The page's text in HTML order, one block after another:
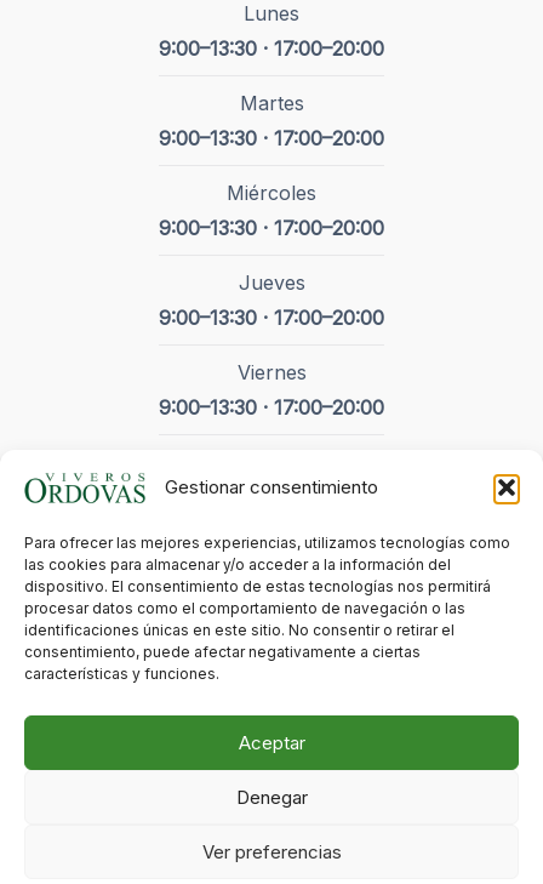
Gestionar consentimiento
Para ofrecer las mejores experiencias, utilizamos tecnologías como
las cookies para almacenar y/o acceder a la información del
dispositivo. El consentimiento de estas tecnologías nos permitirá
procesar datos como el comportamiento de navegación o las
identificaciones únicas en este sitio. No consentir o retirar el
consentimiento, puede afectar negativamente a ciertas
características y funciones.
Aceptar
Denegar
Ver preferencias
Lunes
9:00–13:30 · 17:00–20:00
Martes
9:00–13:30 · 17:00–20:00
Miércoles
9:00–13:30 · 17:00–20:00
Jueves
9:00–13:30 · 17:00–20:00
Viernes
9:00–13:30 · 17:00–20:00
9:00-14:00
Domingo
Cerrado
- Festivos
Todos los derechos © 2026 Viveros Ordovás | Hecho con cariño